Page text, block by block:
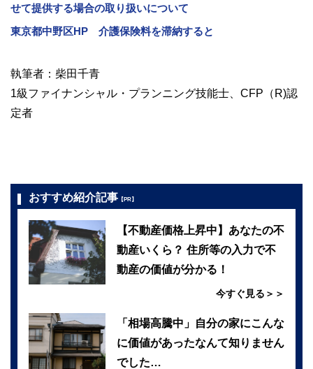
せて提供する場合の取り扱いについて
東京都中野区HP 介護保険料を滞納すると
執筆者：柴田千青
1級ファイナンシャル・プランニング技能士、CFP（R)認
定者
おすすめ紹介記事 【PR】
【不動産価格上昇中】あなたの不
動産いくら？ 住所等の入力で不
動産の価値が分かる！
今すぐ見る＞＞
「相場高騰中」自分の家にこんな
に価値があったなんて知りません
でした…